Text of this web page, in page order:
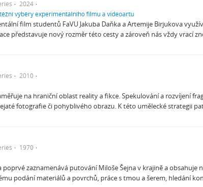
2024
výběry experimentálního filmu a videoartu
film studentů FaVU Jakuba Daňka a Artemije Birjukova
představuje nový rozměr této cesty a zároveň nás vždy vrací
2010
na hraniční oblast reality a fikce. Spekulování a rozvíjení
fotografie či pohyblivého obrazu. K této umělecké strategii
1970
poprvé zaznamenává putování Miloše Šejna v krajině a
podání materiálů a povrchů, práce s tmou a šerem, hledání